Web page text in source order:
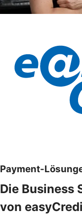
Payment-
Die Business
von